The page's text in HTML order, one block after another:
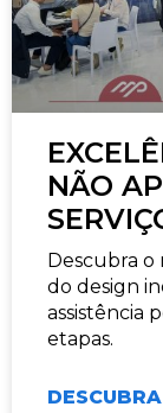
NÃO
Descubra o
do design
assistência
etapas.